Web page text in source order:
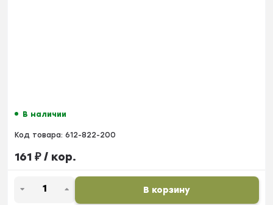
В наличии
Код товара: 612-822-200
161 ₽/ кор.
В корзину